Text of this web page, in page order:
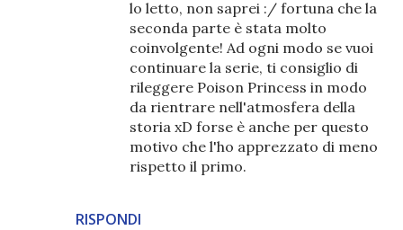
RISPONDI
lo letto, non saprei :/ fortuna che la
seconda parte è stata molto
coinvolgente! Ad ogni modo se vuoi
continuare la serie, ti consiglio di
rileggere Poison Princess in modo
da rientrare nell'atmosfera della
storia xD forse è anche per questo
motivo che l'ho apprezzato di meno
rispetto il primo.